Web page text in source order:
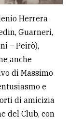
Herrera
Guarneri,
– Peirò),
anche
di Massimo
e
di amicizia
del Club, con